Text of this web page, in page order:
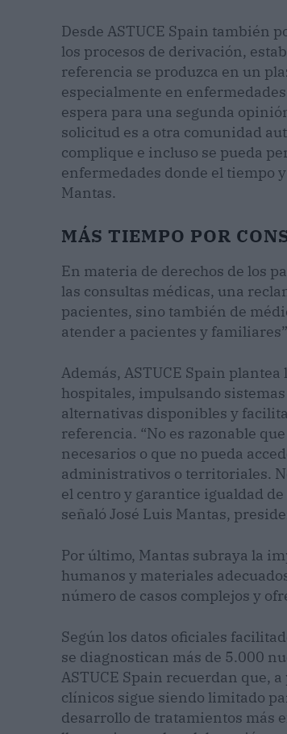
Desde ASTUCE Spain también
los procesos de derivación,
referencia se produzca en un
especialmente en
espera para una segunda
solicitud es a otra comunidad
complique e incluso se pueda
enfermedades donde el tiempo
Mantas.
MÁS TIEMPO POR
En materia de derechos de los
las consultas médicas, una
pacientes, sino también de
atender a pacientes y
Además, ASTUCE Spain
hospitales, impulsando
alternativas disponibles y
referencia. “No es razonable
necesarios o que no pueda
administrativos o territoriales.
el centro y garantice igualdad
señaló José Luis Mantas,
Por último, Mantas subraya la
humanos y materiales
número de casos complejos y
Según los datos oficiales
se diagnostican más de 5.000
ASTUCE Spain recuerdan que,
clínicos sigue siendo limitado
desarrollo de tratamientos más